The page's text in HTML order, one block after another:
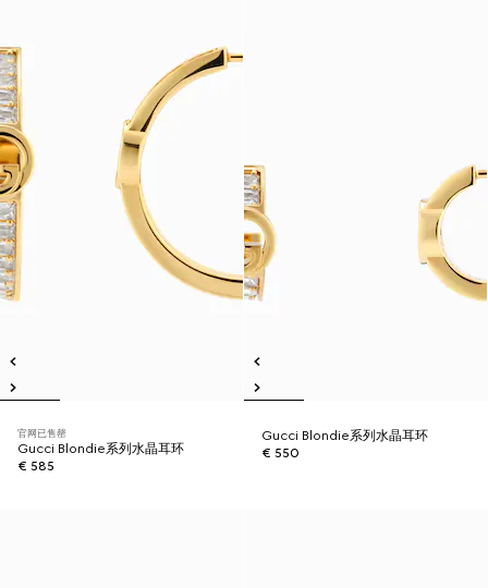
官网已售罄
Gucci Blondie系列水晶耳环
€ 585
Gucci Blondie系列水晶耳环
€ 550